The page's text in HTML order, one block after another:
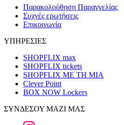
Παρακολούθηση Παραγγελίας
Συχνές ερωτήσεις
Επικοινωνία
ΥΠΗΡΕΣΙΕΣ
SHOPFLIX max
SHOPFLIX tickets
SHOPFLIX ΜΕ ΤΗ ΜΙΑ
Clever Point
BOX NOW Lockers
ΣΥΝΔΕΣΟΥ ΜΑΖΙ ΜΑΣ